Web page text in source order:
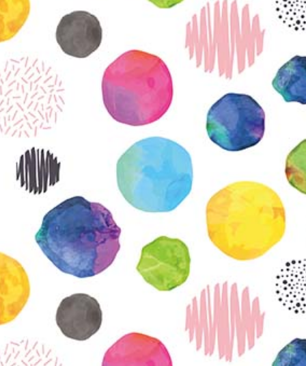
Unohtuiko salasana?
KIRJAUDU SISÄÄN
Etkö ole vielä Varhaiskasvatuksen Tietopalvelun
jäsen?
Liity tästä!